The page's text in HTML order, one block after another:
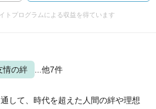
トプログラムによる収益を得ています
情の絆 ...他7件
して、時代を超えた人間の絆や理想